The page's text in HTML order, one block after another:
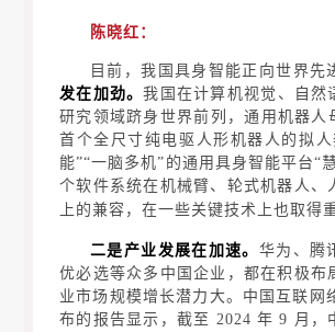
陈晓红：
目前，我国具身智能正向世界先
发在加劲。我国在计算机视觉、自然
研究领域跻身世界前列，通用机器人
首个全尺寸纯电驱人形机器人的拟
能”“一脑多机”的通用具身智能平台“
个软件系统在机械臂、轮式机器人、
上的兼容，在一些关键技术上也取得
二是产业发展在加速。 华为、腾
优必选等众多中国企业，都在积极布
业市场规模增长潜力大。中国互联网
布的报告显示，截至 2024 年 9 月，